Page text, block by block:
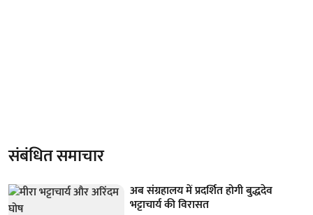
संबंधित समाचार
अब संग्रहालय में प्रदर्शित होगी बुद्धदेव
भट्टाचार्य की विरासत